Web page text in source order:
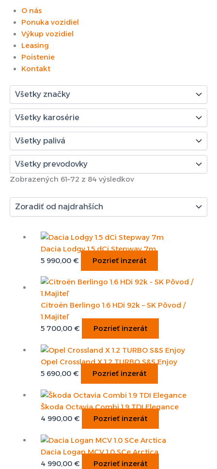
O nás
Ponuka vozidiel
Výkup vozidiel
Leasing
Poistenie
Kontakt
Zobrazených 61–72 z 84 výsledkov
Dacia Lodgy 1.5 dCi Stepway 7m
5 990,00 € Pozrieť inzerát
Citroën Berlingo 1.6 HDi 92k – SK Pôvod /
1.Majiteľ
5 700,00 € Pozrieť inzerát
Opel Crossland X 1.2 TURBO S&S Enjoy
5 690,00 € Pozrieť inzerát
Škoda Octavia Combi 1.9 TDI Elegance
4 990,00 € Pozrieť inzerát
Dacia Logan MCV 1.0 SCe Arctica
4 990,00 € Pozrieť inzerát